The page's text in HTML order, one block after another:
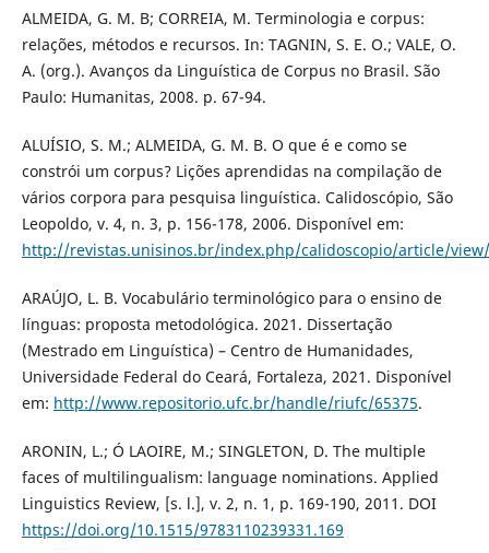
ALMEIDA, G. M. B; CORREIA, M. Terminologia e corpus:
relações, métodos e recursos. In: TAGNIN, S. E. O.; VALE, O.
A. (org.). Avanços da Linguística de Corpus no Brasil. São
Paulo: Humanitas, 2008. p. 67-94.
ALUÍSIO, S. M.; ALMEIDA, G. M. B. O que é e como se
constrói um corpus? Lições aprendidas na compilação de
vários corpora para pesquisa linguística. Calidoscópio, São
Leopoldo, v. 4, n. 3, p. 156-178, 2006. Disponível em:
http://revistas.unisinos.br/index.php/calidoscopio/article/
ARAÚJO, L. B. Vocabulário terminológico para o ensino de
línguas: proposta metodológica. 2021. Dissertação
(Mestrado em Linguística) – Centro de Humanidades,
Universidade Federal do Ceará, Fortaleza, 2021. Disponível
em: http://www.repositorio.ufc.br/handle/riufc/65375.
ARONIN, L.; Ó LAOIRE, M.; SINGLETON, D. The multiple
faces of multilingualism: language nominations. Applied
Linguistics Review, [s. l.], v. 2, n. 1, p. 169-190, 2011. DOI
https://doi.org/10.1515/9783110239331.169